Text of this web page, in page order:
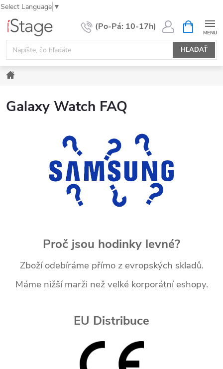
Select Language ▼
Prejsť
obsah
HĽADAŤ
KOŠÍK
Galaxy Watch FAQ
Proč jsou hodinky levné?
Zboží odebíráme přímo z evropských skladů.
Máme nižší marži než velké korporátní eshopy.
EU Distribuce